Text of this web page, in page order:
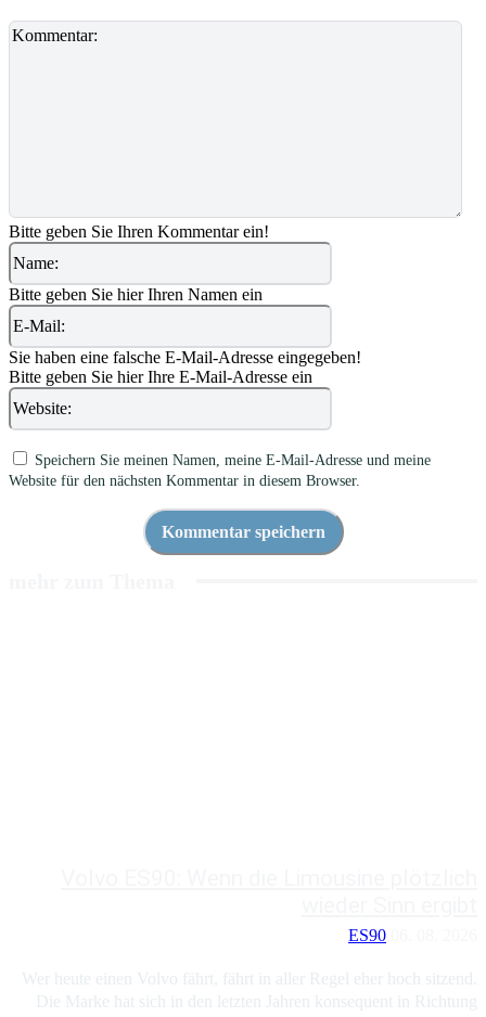
Bitte geben Sie Ihren Kommentar ein!
Name:
Bitte geben Sie hier Ihren Namen ein
E-
Sie haben eine falsche E-Mail-Adresse eingegeben!
Bitte geben Sie hier Ihre E-Mail-Adresse ein
Website:
Speichern Sie meinen Namen, meine E-Mail-Adresse und meine
Website für den nächsten Kommentar in diesem Browser.
ES90
Wer heute einen Volvo fährt, fährt in aller Regel eher hoch sitzend.
Die Marke hat sich in den letzten Jahren konsequent in Richtung